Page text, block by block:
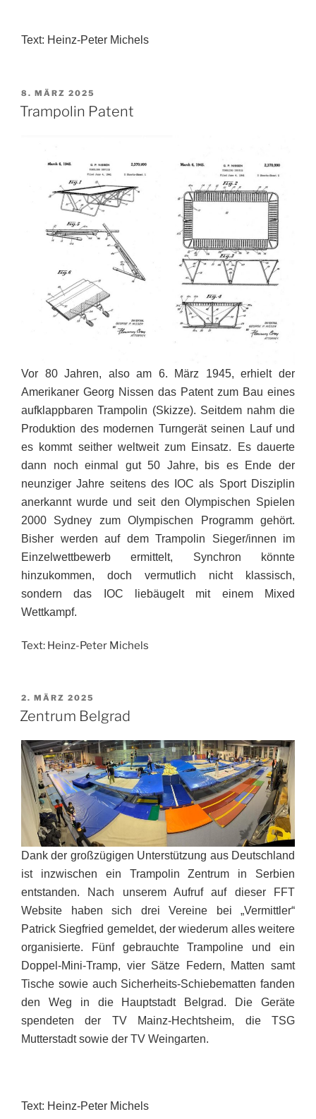
Text: Heinz-Peter Michels
VERÖFFENTLICHT
AM
8. MÄRZ 2025
Trampolin Patent
Vor 80 Jahren, also am 6. März 1945, erhielt der
Amerikaner Georg Nissen das Patent zum Bau eines
aufklappbaren Trampolin (Skizze). Seitdem nahm die
Produktion des modernen Turngerät seinen Lauf und
es kommt seither weltweit zum Einsatz. Es dauerte
dann noch einmal gut 50 Jahre, bis es Ende der
neunziger Jahre seitens des IOC als Sport Disziplin
anerkannt wurde und seit den Olympischen Spielen
2000 Sydney zum Olympischen Programm gehört.
Bisher werden auf dem Trampolin Sieger/innen im
Einzelwettbewerb ermittelt, Synchron könnte
hinzukommen, doch vermutlich nicht klassisch,
sondern das IOC liebäugelt mit einem Mixed
Wettkampf.
Text: Heinz-Peter Michels
VERÖFFENTLICHT
AM
2. MÄRZ 2025
Zentrum Belgrad
Dank der großzügigen Unterstützung aus Deutschland
ist inzwischen ein Trampolin Zentrum in Serbien
entstanden. Nach unserem Aufruf auf dieser FFT
Website haben sich drei Vereine bei „Vermittler“
Patrick Siegfried gemeldet, der wiederum alles weitere
organisierte. Fünf gebrauchte Trampoline und ein
Doppel-Mini-Tramp, vier Sätze Federn, Matten samt
Tische sowie auch Sicherheits-Schiebematten fanden
den Weg in die Hauptstadt Belgrad. Die Geräte
spendeten der TV Mainz-Hechtsheim, die TSG
Mutterstadt sowie der TV Weingarten.
Text: Heinz-Peter Michels